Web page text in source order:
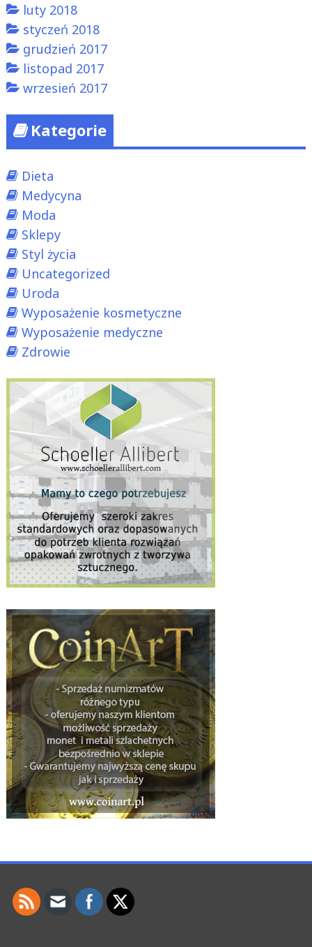
luty 2018
styczeń 2018
grudzień 2017
listopad 2017
wrzesień 2017
Kategorie
Dieta
Medycyna
Moda
Sklepy
Styl życia
Uncategorized
Uroda
Wyposażenie kosmetyczne
Wyposażenie medyczne
Zdrowie